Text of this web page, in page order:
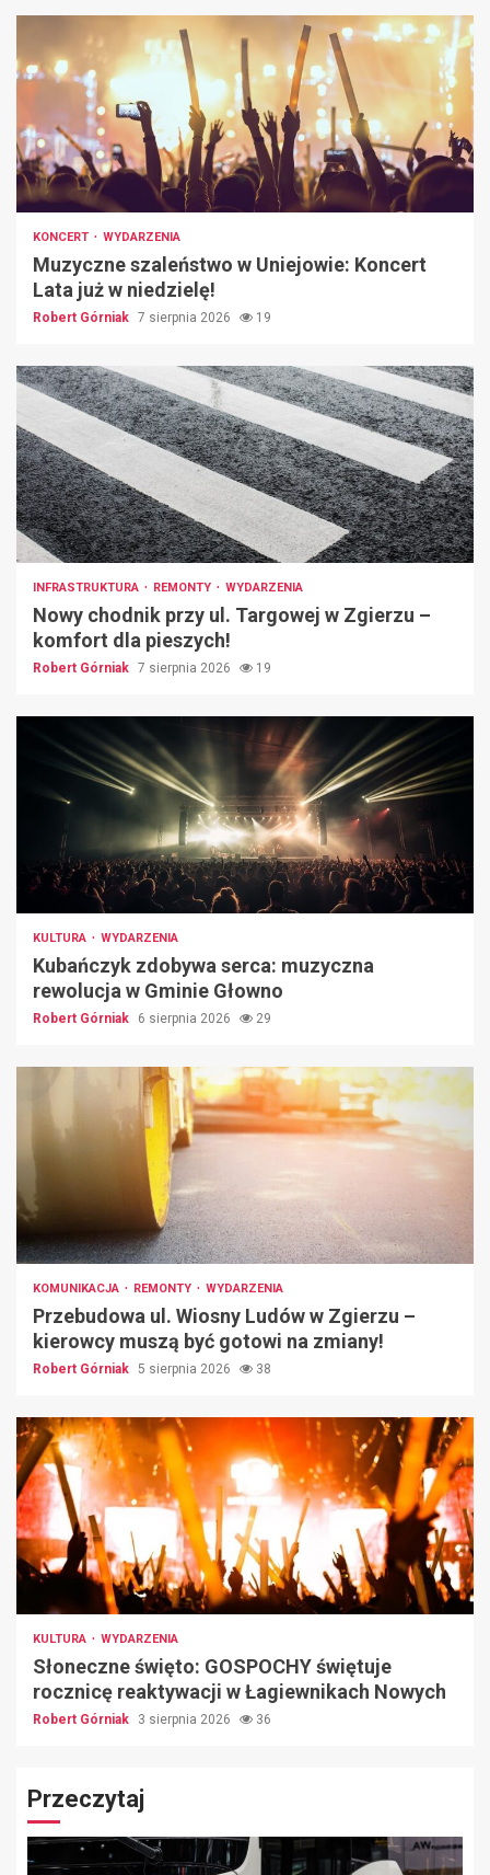
KONCERT WYDARZENIA
Muzyczne szaleństwo w Uniejowie: Koncert
Lata już w niedzielę!
Robert Górniak 7 sierpnia 2026 19
INFRASTRUKTURA REMONTY WYDARZENIA
Nowy chodnik przy ul. Targowej w Zgierzu –
komfort dla pieszych!
Robert Górniak 7 sierpnia 2026 19
KULTURA WYDARZENIA
Kubańczyk zdobywa serca: muzyczna
rewolucja w Gminie Głowno
Robert Górniak 6 sierpnia 2026 29
KOMUNIKACJA REMONTY WYDARZENIA
Przebudowa ul. Wiosny Ludów w Zgierzu –
kierowcy muszą być gotowi na zmiany!
Robert Górniak 5 sierpnia 2026 38
KULTURA WYDARZENIA
Słoneczne święto: GOSPOCHY świętuje
rocznicę reaktywacji w Łagiewnikach Nowych
Robert Górniak 3 sierpnia 2026 36
Przeczytaj